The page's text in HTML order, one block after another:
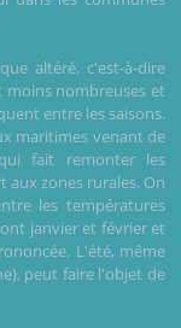
altéré, c'est-à-dire
moins nombreuses et
entre les saisons.
maritimes venant de
fait remonter les
zones rurales. On
les températures
janvier et février et
L'été, même
peut faire l'objet de